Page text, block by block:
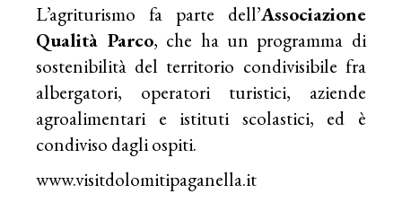
L’agriturismo fa parte dell’Associazione
Qualità Parco, che ha un programma di
sostenibilità del territorio condivisibile fra
albergatori, operatori turistici, aziende
agroalimentari e istituti scolastici, ed è
condiviso dagli ospiti.
www.visitdolomitipaganella.it